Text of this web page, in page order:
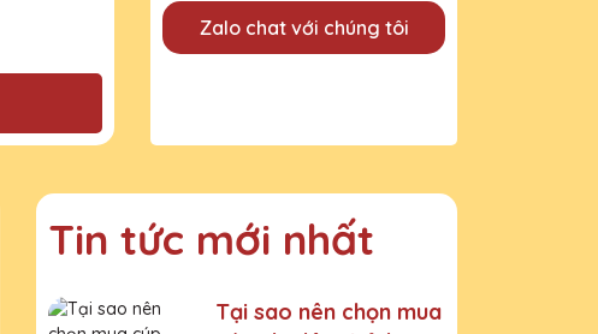
Zalo chat với chúng tôi
Tin tức mới nhất
Tại sao nên chọn mua